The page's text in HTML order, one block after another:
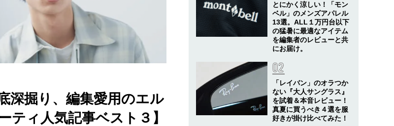
深掘り、編集愛用のエル
ィ人気記事ベスト３】
とにかく涼しい！「モン
ベル」のメンズアパレル
13選。ALL１万円台以下
の猛暑に最適なアイテム
を編集者のレビューと共
にお届け。
「レイバン」のオラつか
ない『大人サングラス』
を試着＆本音レビュー！
真夏に買うべき４選を服
好きが掛け比べてみた！